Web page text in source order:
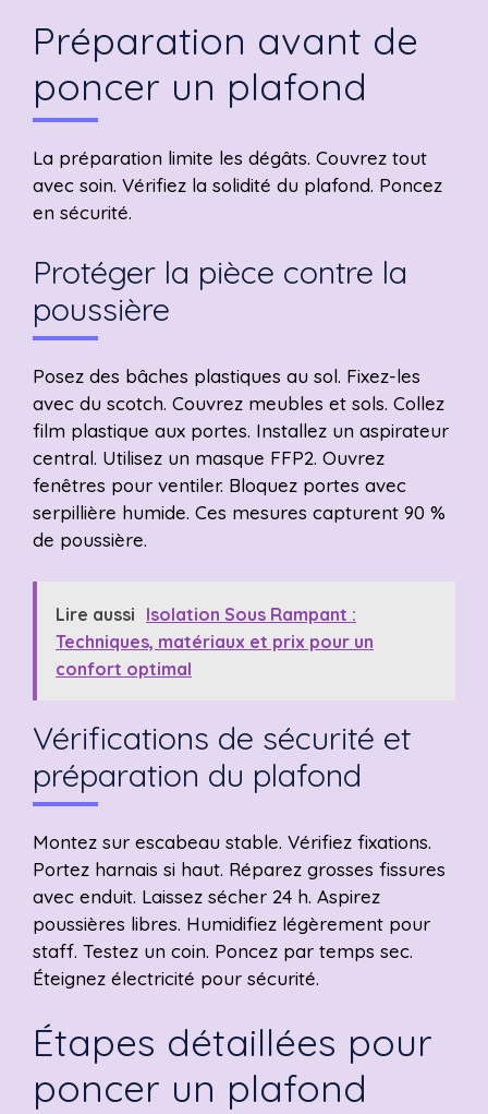
Préparation avant de
poncer un plafond
La préparation limite les dégâts. Couvrez tout
avec soin. Vérifiez la solidité du plafond. Poncez
en sécurité.
Protéger la pièce contre la
poussière
Posez des bâches plastiques au sol. Fixez-les
avec du scotch. Couvrez meubles et sols. Collez
film plastique aux portes. Installez un aspirateur
central. Utilisez un masque FFP2. Ouvrez
fenêtres pour ventiler. Bloquez portes avec
serpillière humide. Ces mesures capturent 90 %
de poussière.
Lire aussi Isolation Sous Rampant :
Techniques, matériaux et prix pour un
confort optimal
Vérifications de sécurité et
préparation du plafond
Montez sur escabeau stable. Vérifiez fixations.
Portez harnais si haut. Réparez grosses fissures
avec enduit. Laissez sécher 24 h. Aspirez
poussières libres. Humidifiez légèrement pour
staff. Testez un coin. Poncez par temps sec.
Éteignez électricité pour sécurité.
Étapes détaillées pour
poncer un plafond